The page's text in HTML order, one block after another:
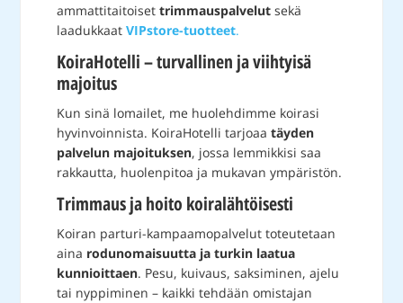
ammattitaitoisettrimmauspalvelut sekä
laadukkaatVIPstore-tuotteet.
KoiraHotelli – turvallinen ja viihtyisä
majoitus
Kun sinä lomailet, me huolehdimme koirasi
hyvinvoinnista. KoiraHotelli tarjoaatäyden
palvelun majoituksen, jossa lemmikkisi saa
rakkautta, huolenpitoa ja mukavan ympäristön.
Trimmaus ja hoito koiralähtöisesti
Koiran parturi-kampaamopalvelut toteutetaan
aina rodunomaisuutta ja turkin laatua
kunnioittaen. Pesu, kuivaus, saksiminen, ajelu
tai nyppiminen – kaikki tehdään omistajan